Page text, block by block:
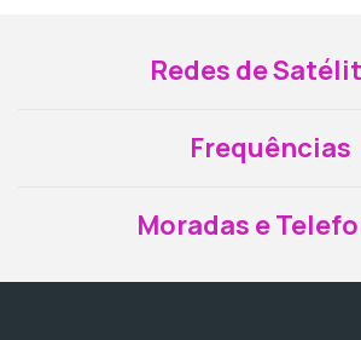
Redes de
Frequências
Moradas e